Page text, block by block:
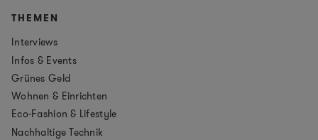
THEMEN
Interviews
Infos & Events
Grünes Geld
Wohnen & Einrichten
Eco-Fashion & Lifestyle
Nachhaltige Technik